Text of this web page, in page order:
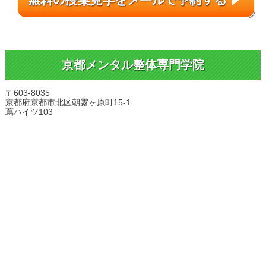
京都メンタル整体専門学院
〒603-8035
京都府京都市北区朝露ヶ原町15-1
蔦ハイツ103